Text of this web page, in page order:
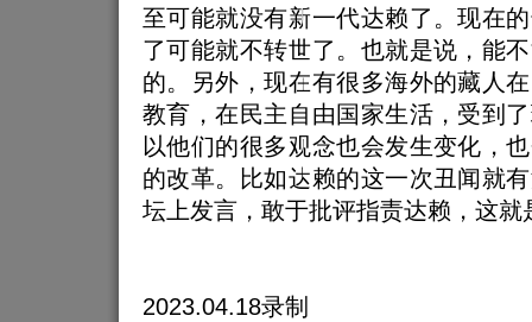
至可能就没有新一代达赖了。现在
了可能就不转世了。也就是说，能
的。另外，现在有很多海外的藏人
教育，在民主自由国家生活，受到
以他们的很多观念也会发生变化，
的改革。比如达赖的这一次丑闻就
坛上发言，敢于批评指责达赖，这就
2023.04.18录制